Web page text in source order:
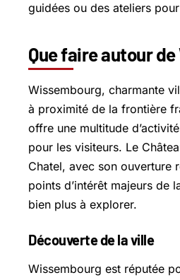
guidées ou des ateliers
Que faire autour
Wissembourg, charmante
à proximité de la frontière
offre une multitude
pour les visiteurs. Le
Chatel, avec son ouverture
points d’intérêt majeurs de
bien plus à explorer.
Découverte de la ville
Wissembourg est réputée